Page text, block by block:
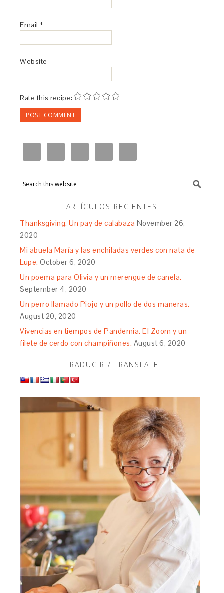
Email *
Website
Rate this recipe:
ARTÍCULOS RECIENTES
Thanksgiving. Un pay de calabaza November 26,
2020
Mi abuela María y las enchiladas verdes con nata de
Lupe. October 6, 2020
Un poema para Olivia y un merengue de canela.
September 4, 2020
Un perro llamado Piojo y un pollo de dos maneras.
August 20, 2020
Vivencias en tiempos de Pandemia. El Zoom y un
filete de cerdo con champiñones. August 6, 2020
TRADUCIR / TRANSLATE